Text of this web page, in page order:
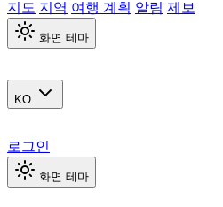
지도 지역 여행 계획 알림 제보
화면 테마
KO
로그인
화면 테마